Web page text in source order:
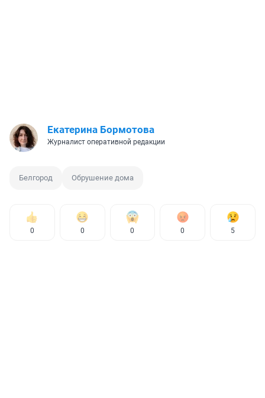
Екатерина Бормотова
Журналист оперативной редакции
Белгород Обрушение дома
0 0 0 0 5